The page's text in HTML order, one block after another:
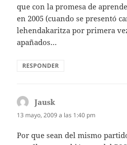
que con la promesa de
en 2005 (cuando se presentó
lehendakaritza por primera
apañados…
RESPONDER
Jausk
13 mayo, 2009 a las 1:40 pm
Por que sean del mismo